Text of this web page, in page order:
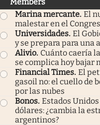
Marina mercante. El
malestar en el
Universidades. El
y se prepara para una
Alivio. Cuánto caería
se complica hoy bajar
Financial Times. El
gasoil no: el cuello de
por las nubes
Bonos. Estados
dólares: ¿cambia la
argentinos?